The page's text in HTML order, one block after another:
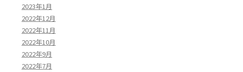
2023年1月
2022年12月
2022年11月
2022年10月
2022年9月
2022年7月